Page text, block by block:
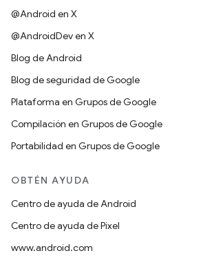
@Android en X
@AndroidDev en X
Blog de Android
Blog de seguridad de Google
Plataforma en Grupos de Google
Compilación en Grupos de Google
Portabilidad en Grupos de Google
OBTÉN AYUDA
Centro de ayuda de Android
Centro de ayuda de Pixel
www.android.com